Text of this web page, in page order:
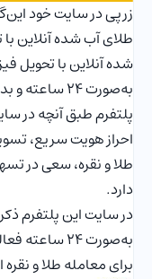
زرپی در سایت خود
طلای آب شده آنلاین
شده آنلاین با تحویل
به‌صورت ۲۴
پلتفرم طبق آنچه در
احراز هویت سریع،
طلا و نقره، سعی در
دارد.
در سایت این پلتفرم
به‌صورت 24
برای معامله طلا و